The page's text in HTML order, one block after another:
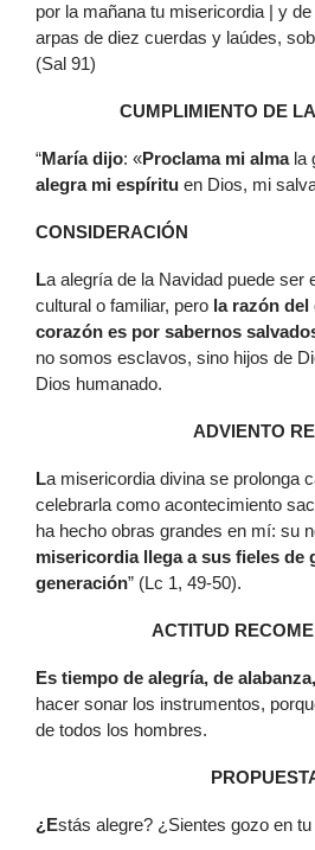
por la mañana tu misericordia | y
arpas de diez cuerdas y laúdes,
(Sal 91)
CUMPLIMIENTO DE
“María dijo: «Proclama mi almala
alegra mi espíritu en Dios, mi
CONSIDERACIÓN
La alegría de la Navidad puede ser
cultural o familiar, pero la razón del
corazón es por sabernos
no somos esclavos, sino hijos de
Dios humanado.
ADVIENTO
La misericordia divina se prolonga
celebrarla como acontecimiento
ha hecho obras grandes en mí: su
misericordia llega a sus fieles de
generación” (Lc 1, 49-50).
ACTITUD
Es tiempo de alegría, de
hacer sonar los instrumentos,
de todos los hombres.
¿Estás alegre? ¿Sientes gozo en tu